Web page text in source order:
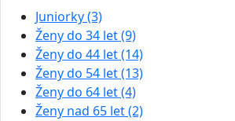
Juniorky (3)
Ženy do 34 let (9)
Ženy do 44 let (14)
Ženy do 54 let (13)
Ženy do 64 let (4)
Ženy nad 65 let (2)